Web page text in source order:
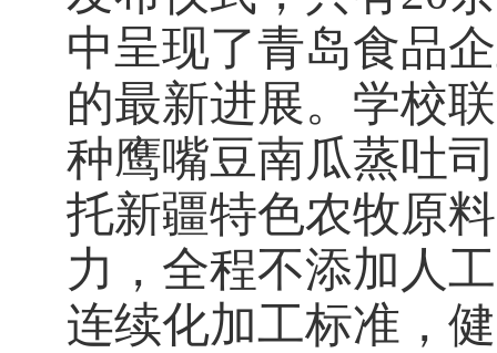
中呈现了青岛食品
的最新进展。学校
种鹰嘴豆南瓜蒸吐
托新疆特色农牧原
力，全程不添加人
连续化加工标准，